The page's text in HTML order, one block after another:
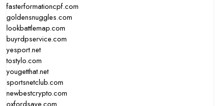
fasterformationcpf.com
goldensnuggles.com
lookbattlemap.com
buyrdpservice.com
yesport.net
tostylo.com
yougetthat.net
sportsnetclub.com
newbestcrypto.com